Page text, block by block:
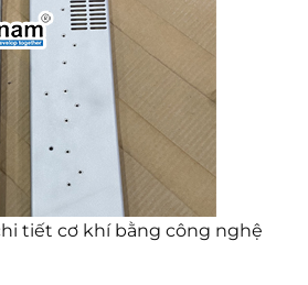
tiết cơ khí bằng công nghệ